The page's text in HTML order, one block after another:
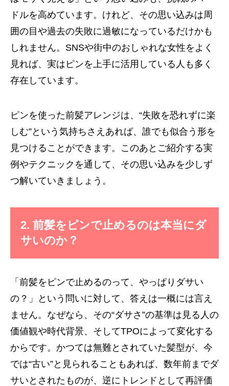
ドルを高めています。けれど、その思い込みは周
囲の目や過去の失敗に過敏になっているだけかも
しれません。SNSや街中のおしゃれな女性をよく
見れば、実はピンを上手に活用している人も多く
存在しています。
ピンを使った前髪アレンジは、“失敗を恐れずに楽
しむ”という気持ちさえあれば、誰でも似合う形を
見つけることができます。このあとご紹介する実
例やテクニックを通して、その思い込みを少しず
つ解いていきましょう。
2. 前髪をピンで止めるのは本当にダ
サいのか？
「前髪をピンで止めるのって、やっぱりダサい
の？」という問いに対して、答えは一概には言え
ません。なぜなら、その“ダサさ”の基準は見る人の
価値観や時代背景、そしてTPOによって変化する
からです。かつては無難とされていた髪型が、今
では“古い”と見られることもあれば、数年前までダ
サいとされたものが、逆にトレンドとして再評価